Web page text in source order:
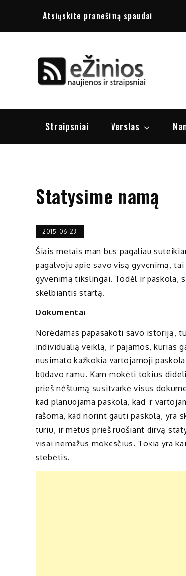
Atsiųskite pranešimą spaudai
Straipsniai Verslas
Statysime namą
2015-06-23
Šiais metais man bus pagaliau
pagalvoju apie savo visą gyvenimą,
gyvenimą tikslingai. Todėl ir paskola,
skelbiantis startą.
Dokumentai
Norėdamas papasakoti savo istoriją,
individualią veiklą, ir pajamos, kurias
nusimato kažkokia vartojamoji paskola
būdavo ramu. Kam mokėti tokius
prieš nėštumą susitvarkė visus
kad planuojama paskola, kad ir
rašoma, kad norint gauti paskolą, yra
turiu, ir metus prieš ruošiant dirvą
visai nemažus mokesčius. Tokia yra
stebėtis.